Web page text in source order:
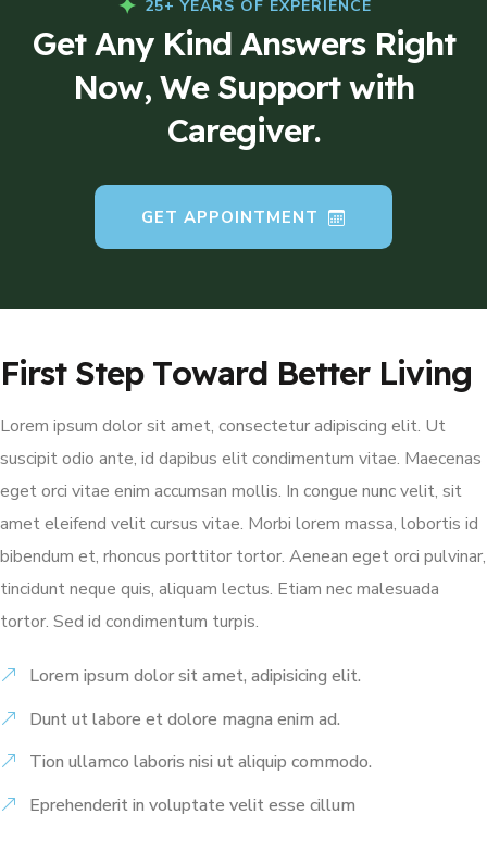
25+ YEARS OF EXPERIENCE
Get Any Kind Answers Right
Now, We Support with
Caregiver.
GET APPOINTMENT
First Step Toward Better Living
Lorem ipsum dolor sit amet, consectetur adipiscing elit. Ut
suscipit odio ante, id dapibus elit condimentum vitae. Maecenas
eget orci vitae enim accumsan mollis. In congue nunc velit, sit
amet eleifend velit cursus vitae. Morbi lorem massa, lobortis id
bibendum et, rhoncus porttitor tortor. Aenean eget orci pulvinar,
tincidunt neque quis, aliquam lectus. Etiam nec malesuada
tortor. Sed id condimentum turpis.
Lorem ipsum dolor sit amet, adipisicing elit.
Dunt ut labore et dolore magna enim ad.
Tion ullamco laboris nisi ut aliquip commodo.
Eprehenderit in voluptate velit esse cillum